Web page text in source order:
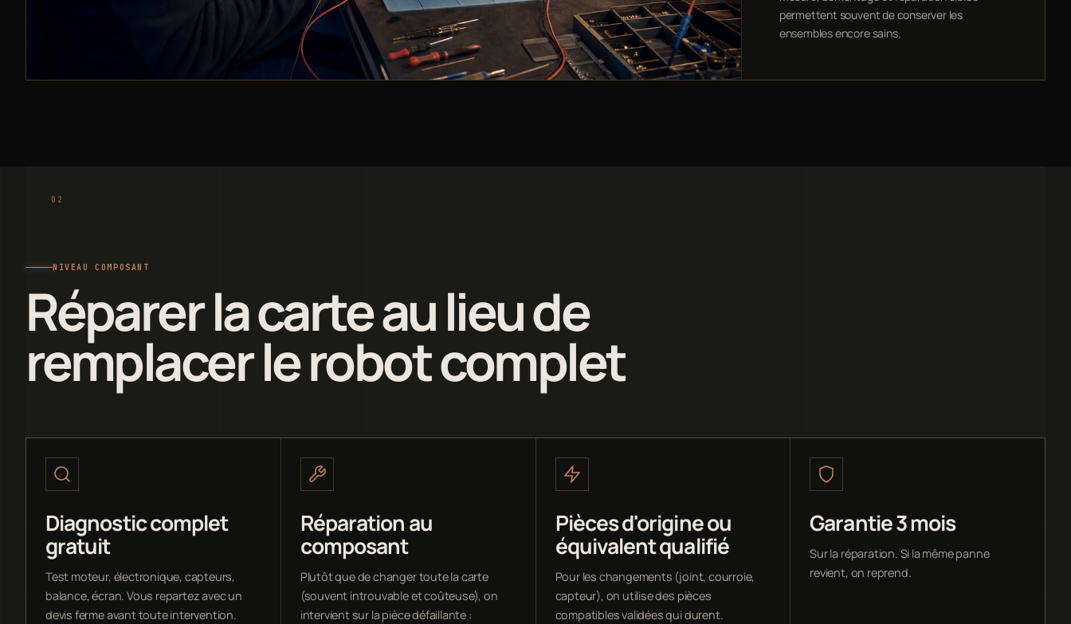
permettent souvent de conserver les
ensembles encore sains.
NIVEAU COMPOSANT
Réparer la carte au lieu de
remplacer le robot complet
Diagnostic complet
gratuit
Test moteur, électronique, capteurs,
balance, écran. Vous repartez avec un
devis ferme avant toute intervention.
Réparation au
composant
Plutôt que de changer toute la carte
(souvent introuvable et coûteuse), on
intervient sur la pièce défaillante :
Pièces d'origine ou
équivalent qualifié
Pour les changements (joint, courroie,
capteur), on utilise des pièces
compatibles validées qui durent.
Garantie 3 mois
Sur la réparation. Si la même panne
revient, on reprend.